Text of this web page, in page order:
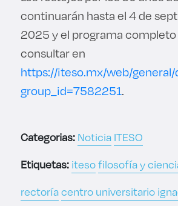
continuarán hasta el 4 de
2025 y el programa completo
consultar en
https://iteso.mx/web/general/
group_id=7582251.
Categorias:Noticia ITESO
Etiquetas:itesofilosofía y
rectoríacentro universitario